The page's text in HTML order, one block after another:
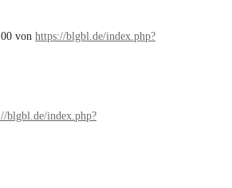
von https://blgbl.de/index.php?
blgbl.de/index.php?